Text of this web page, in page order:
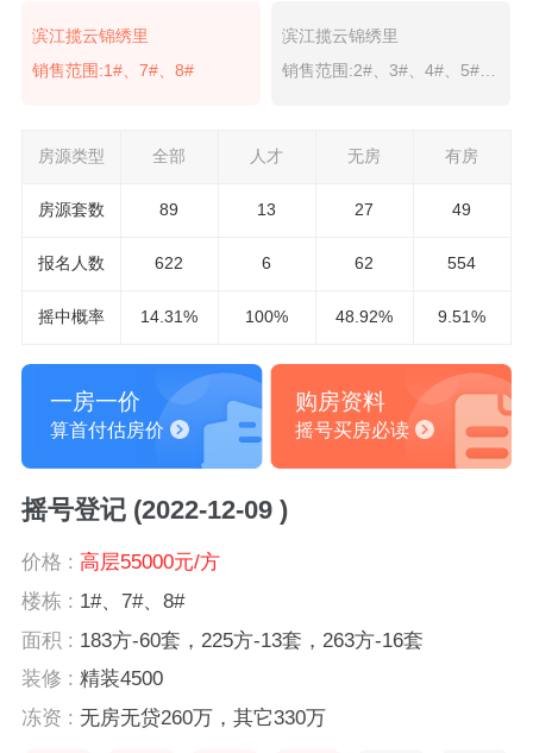
滨江揽云锦绣里
销售范围:1#、7#、8#
滨江揽云锦绣里
销售范围:2#、3#、4#、5#、6#
房源类型 全部 人才 无房 有房
房源套数 89 13 27 49
报名 人数 622 6 62 554
摇中概率 14.31% 100% 48.92% 9.51%
一房一价
算首付估房价
购房资料
摇号买房必读
摇号登记 (2022-12-09 )
价格 : 高层55000元/方
楼栋 : 1#、7#、8#
面积 : 183方-60套，225方-13套，263方-16套
装修 : 精装4500
冻资 : 无房无贷260万，其它330万